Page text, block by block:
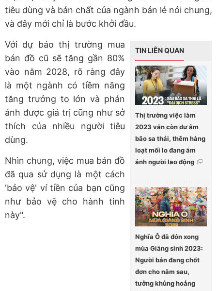
tiêu dùng và bản chất của ngành bán lẻ nói chung,
và đây mới chỉ là bước khởi đầu.
TIN LIÊN QUAN
Thị trường việc làm
2023 vẫn còn dư âm
bão sa thải, thêm hàng
loạt mối lo đang ám
ảnh người lao động
Nghĩa Ô đã đón xong
mùa Giáng sinh 2023:
Người bán đang chốt
đơn cho năm sau,
tưởng khủng hoảng
Với dự báo thị trường mua
bán đồ cũ sẽ tăng gần 80%
vào năm 2028, rõ ràng đây
là một ngành có tiềm năng
tăng trưởng to lớn và phản
ánh được giá trị cũng như sở
thích của nhiều người tiêu
dùng.
Nhìn chung, việc mua bán đồ
đã qua sử dụng là một cách
'bảo vệ' ví tiền của bạn cũng
như bảo vệ cho hành tinh
này".